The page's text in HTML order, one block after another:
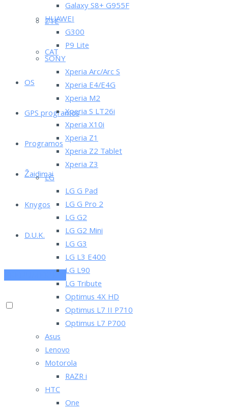
ZTE
CAT
OS
GPS programos
Programos
Žaidimai
Knygos
D.U.K.
PRENUMERUOK
Galaxy S8+ G955F
HUAWEI
G300
P9 Lite
SONY
Xperia Arc/Arc S
Xperia E4/E4G
Xperia M2
Xperia S LT26i
Xperia X10i
Xperia Z1
Xperia Z2 Tablet
Xperia Z3
LG
LG G Pad
LG G Pro 2
LG G2
LG G2 Mini
LG G3
LG L3 E400
LG L90
LG Tribute
Optimus 4X HD
Optimus L7 II P710
Optimus L7 P700
Asus
Lenovo
Motorola
RAZR i
HTC
One